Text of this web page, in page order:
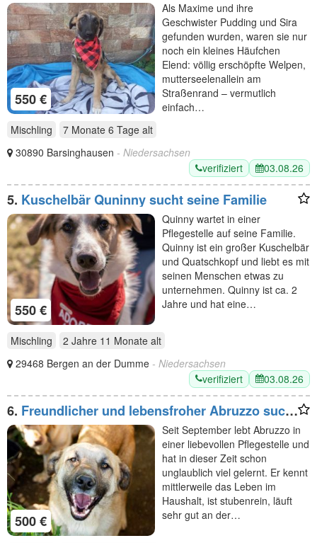
550 €
Als Maxime und ihre
Geschwister Pudding und Sira
gefunden wurden, waren sie nur
noch ein kleines Häufchen
Elend: völlig erschöpfte Welpen,
mutterseelenallein am
Straßenrand – vermutlich
einfach…
Mischling
7 Monate 6 Tage alt
30890 Barsinghausen - Niedersachsen
verifiziert
03.08.26
5. Kuschelbär Quninny sucht seine Familie
550 €
Quinny wartet in einer
Pflegestelle auf seine Familie.
Quinny ist ein großer Kuschelbär
und Quatschkopf und liebt es mit
seinen Menschen etwas zu
unternehmen. Quinny ist ca. 2
Jahre und hat eine…
Mischling 2 Jahre 11 Monate alt
29468 Bergen an der Dumme - Niedersachsen
verifiziert
03.08.26
6. Freundlicher und lebensfroher Abruzzo sucht
ein neues Zuhause
500 €
Seit September lebt Abruzzo in
einer liebevollen Pflegestelle und
hat in dieser Zeit schon
unglaublich viel gelernt. Er kennt
mittlerweile das Leben im
Haushalt, ist stubenrein, läuft
sehr gut an der…